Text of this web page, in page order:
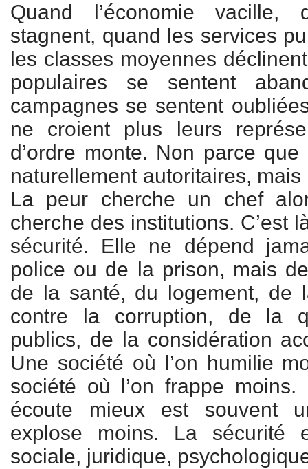
Quand l’économie vacille,
stagnent, quand les services
les classes moyennes
populaires se sentent
campagnes se sentent
ne croient plus leurs
d’ordre monte. Non parce
naturellement autoritaires, mais
La peur cherche un chef
cherche des institutions. C’est
sécurité. Elle ne dépend
police ou de la prison, mais
de la santé, du logement, de
contre la corruption, de la
publics, de la considération
Une société où l’on humilie
société où l’on frappe moins.
écoute mieux est souvent
explose moins. La sécurité
sociale, juridique,